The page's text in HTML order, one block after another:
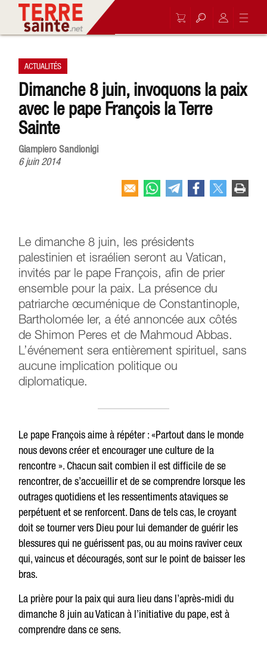
ACTUALITÉS
Dimanche 8 juin, invoquons la paix
avec le pape François la Terre
Sainte
Giampiero Sandionigi
6 juin 2014
Le dimanche 8 juin, les présidents
palestinien et israélien seront au Vatican,
invités par le pape François, afin de prier
ensemble pour la paix. La présence du
patriarche œcuménique de Constantinople,
Bartholomée Ier, a été annoncée aux côtés
de Shimon Peres et de Mahmoud Abbas.
L’événement sera entièrement spirituel, sans
aucune implication politique ou
diplomatique.
Le pape François aime à répéter : «Partout dans le monde
nous devons créer et encourager une culture de la
rencontre ». Chacun sait combien il est difficile de se
rencontrer, de s’accueillir et de se comprendre lorsque les
outrages quotidiens et les ressentiments ataviques se
perpétuent et se renforcent. Dans de tels cas, le croyant
doit se tourner vers Dieu pour lui demander de guérir les
blessures qui ne guérissent pas, ou au moins raviver ceux
qui, vaincus et découragés, sont sur ​​le point de baisser les
bras.
La prière pour la paix qui aura lieu dans l’après-midi du
dimanche 8 juin au Vatican à l’initiative du pape, est à
comprendre dans ce sens.